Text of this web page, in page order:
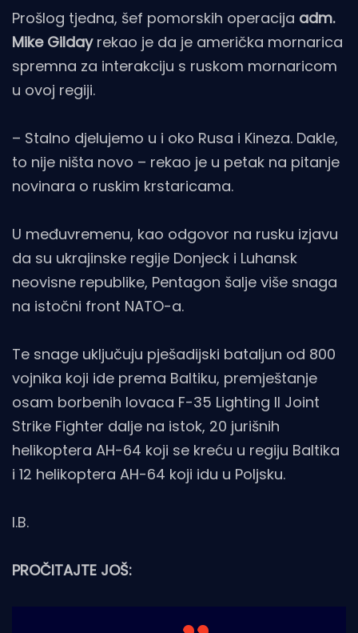
Prošlog tjedna, šef pomorskih operacija adm.
Mike Gildayrekao je da je američka mornarica
spremna za interakciju s ruskom mornaricom
u ovoj regiji.
– Stalno djelujemo u i oko Rusa i Kineza. Dakle,
to nije ništa novo – rekao je u petak na pitanje
novinara o ruskim krstaricama.
U međuvremenu, kao odgovor na rusku izjavu
da su ukrajinske regije Donjeck i Luhansk
neovisne republike, Pentagon šalje više snaga
na istočni front NATO-a.
Te snage uključuju pješadijski bataljun od 800
vojnika koji ide prema Baltiku, premještanje
osam borbenih lovaca F-35 Lighting II Joint
Strike Fighter dalje na istok, 20 jurišnih
helikoptera AH-64 koji se kreću u regiju Baltika
i 12 helikoptera AH-64 koji idu u Poljsku.
I.B.
PROČITAJTE JOŠ: